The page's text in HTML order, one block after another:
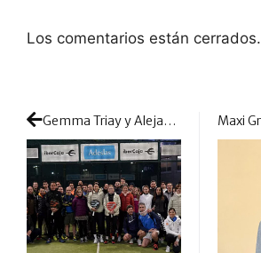
Los comentarios están cerrados.
Gemma Triay y Alejandra Salazar le ponen la guinda a la I Padel Business Cup